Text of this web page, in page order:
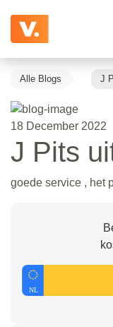
Alle Blogs J
18 December 2022
J Pits
goede service , het